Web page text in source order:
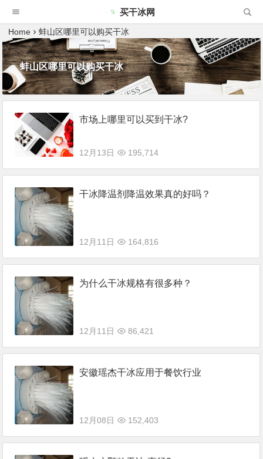
买干冰网
Home 蚌山区哪里可以购买干冰
蚌山区哪里可以购买干冰
市场上哪里可以买到干冰?
12月13日 195,714
干冰降温剂降温效果真的好吗？
12月11日 164,816
为什么干冰规格有很多种？
12月11日 86,421
安徽瑶杰干冰应用于餐饮行业
12月08日 152,403